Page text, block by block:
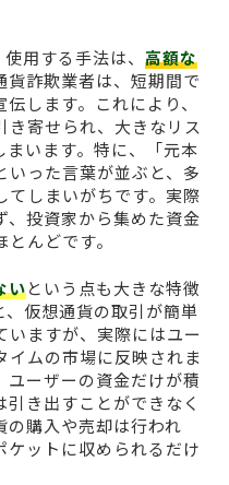
用する手法は、 高額な
貨詐欺業者は、短期間で
します。これにより、
寄せられ、大きなリス
まいます。特に、「元本
った言葉が並ぶと、多
てしまいがちです。実際
、投資家から集めた資金
んどです。
いという点も大きな特徴
仮想通貨の取引が簡単
いますが、実際にはユー
イムの市場に反映されま
ーザーの資金だけが積
き出すことができなく
の購入や売却は行われ
ケットに収められるだけ